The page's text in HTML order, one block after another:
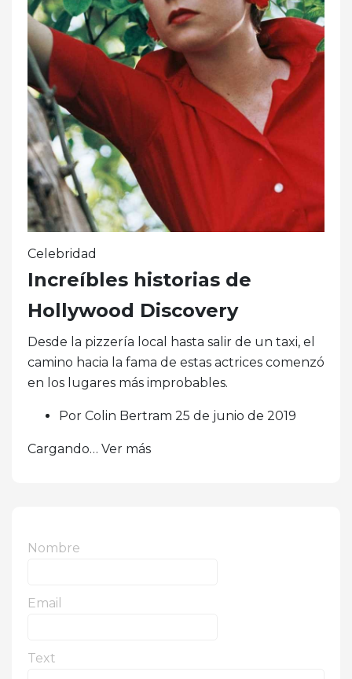
Celebridad
Increíbles historias de
Hollywood Discovery
Desde la pizzería local hasta salir de un taxi, el
camino hacia la fama de estas actrices comenzó
en los lugares más improbables.
Por Colin Bertram 25 de junio de 2019
Cargando… Ver más
Nombre
Email
Text